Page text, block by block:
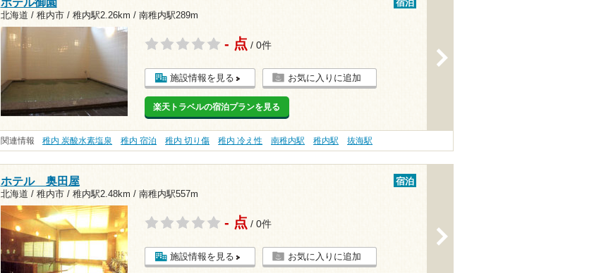
北海道 / 稚内市 / 稚内駅2.26km / 南稚内駅289m
宿泊
- 点 / 0件
施設情報を見る お気に入りに追加
楽天トラベルの宿泊プランを見る
関連情報 稚内 炭酸水素塩泉 稚内 宿泊 稚内 切り傷 稚内 冷え性 南稚内駅 稚内駅 抜海駅
ホテル 奥田屋
北海道 / 稚内市 / 稚内駅2.48km / 南稚内駅557m
宿泊
- 点 / 0件
施設情報を見る お気に入りに追加